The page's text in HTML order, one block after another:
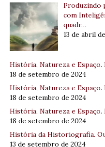
Produzindo
com
quadr…
13 de abril
História, Natureza e Espaço.
18 de setembro de 2024
História, Natureza e Espaço.
18 de setembro de 2024
História, Natureza e Espaço.
18 de setembro de 2024
História da Historiografia.
13 de setembro de 2024